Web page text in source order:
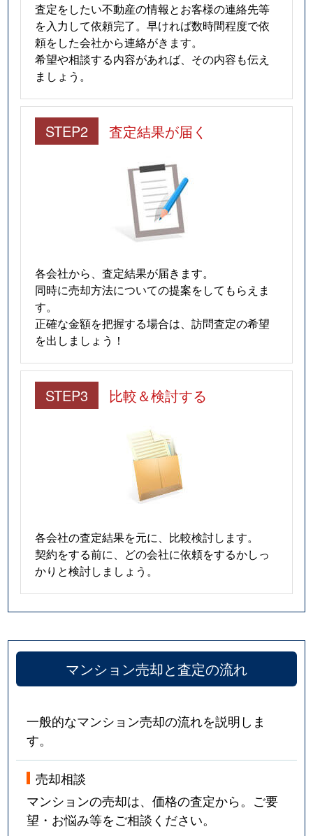
査定をしたい不動産の情報とお客様の連絡先等
を入力して依頼完了。早ければ数時間程度で依
頼をした会社から連絡がきます。
希望や相談する内容があれば、その内容も伝え
ましょう。
STEP2 査定結果が届く
各会社から、査定結果が届きます。
同時に売却方法についての提案をしてもらえま
す。
正確な金額を把握する場合は、訪問査定の希望
を出しましょう！
STEP3 比較＆検討する
各会社の査定結果を元に、比較検討します。
契約をする前に、どの会社に依頼をするかしっ
かりと検討しましょう。
マンション売却と査定の流れ
一般的なマンション売却の流れを説明しま
す。
売却相談
マンションの売却は、価格の査定から。ご要
望・お悩み等をご相談ください。